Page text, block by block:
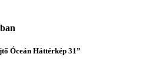
Óceán Háttérkép 31”